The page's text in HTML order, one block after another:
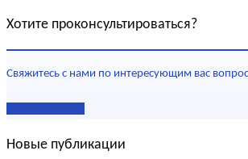
Хотите проконсультироваться?
Свяжитесь с нами по интересующим вас
Новые публикации